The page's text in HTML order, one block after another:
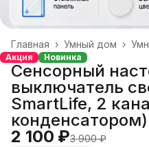
Умный дом ›
Главная ›
Акция Новинка
Сенсорный
выключатель
SmartLife, 2
конденсатором)
2 100 ₽3 900 ₽